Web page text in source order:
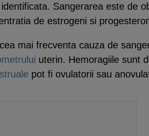
Sangerarea este de
de estrogeni si
mai frecventa cauza de
uterin. Hemoragiile sunt
pot fi ovulatorii sau